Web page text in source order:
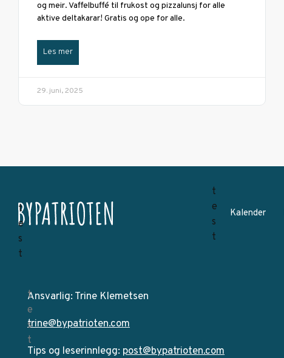
og meir. Vaffelbuffé til frukost og pizzalunsj for alle
aktive deltakarar! Gratis og ope for alle.
Les mer
29. juni, 2025
Kalender
Ansvarlig: Trine Klemetsen
trine@bypatrioten.com
Tips og leserinnlegg: post@bypatrioten.com